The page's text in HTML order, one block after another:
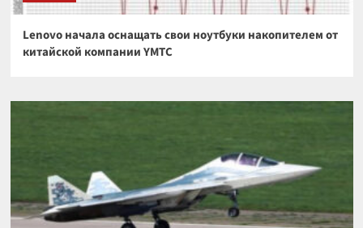
Lenovo начала оснащать свои ноутбуки накопителем от
китайской компании YMTC